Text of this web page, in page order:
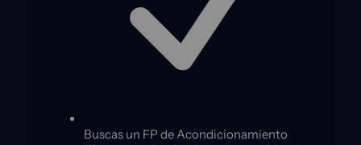
Buscas un FP de Acondicionamiento